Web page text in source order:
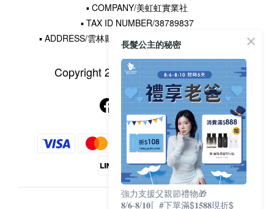
▪ COMPANY/美虹虹實業社
▪ TAX ID NUMBER/38789837
▪ ADDRESS/雲林縣水林鄉土厝村16鄰王厝寮22-5號
Copyright 2015 © 長髮公主的秘密
長髮公主的秘密
強力支援父親節禮物🎁
𝟖/𝟔-𝟖/𝟏𝟎〚#下單滿$𝟏𝟓𝟖𝟖現折$